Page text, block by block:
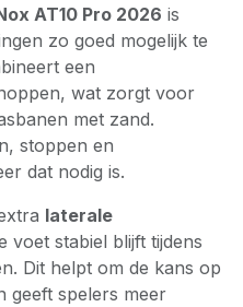
AT10 Pro 2026 is
zo goed mogelijk te
een
wat zorgt voor
met zand.
stoppen en
dat nodig is.
laterale
voet stabiel blijft tijdens
Dit helpt om de kans op
geeft spelers meer